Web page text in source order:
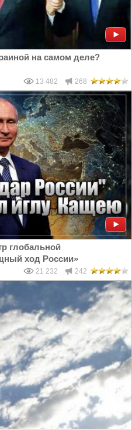
на самом деле?
13 482 268
глобальной
ход России»
21 232 242